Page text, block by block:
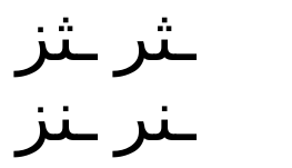
ـثر ـثز
ـنر ـنز